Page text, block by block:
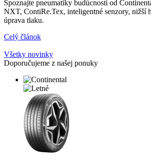
Spoznajte pneumatiky budúcnosti od
NXT, ContiRe.Tex, inteligentné senzory, nižší
úprava tlaku.
Celý článok
Všetky novinky
Doporučujeme z našej ponuky